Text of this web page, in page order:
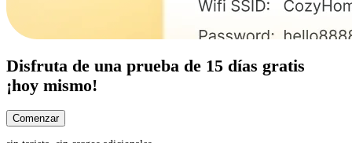
Disfruta de una prueba de 15 días gratis
¡hoy mismo!
Comenzar